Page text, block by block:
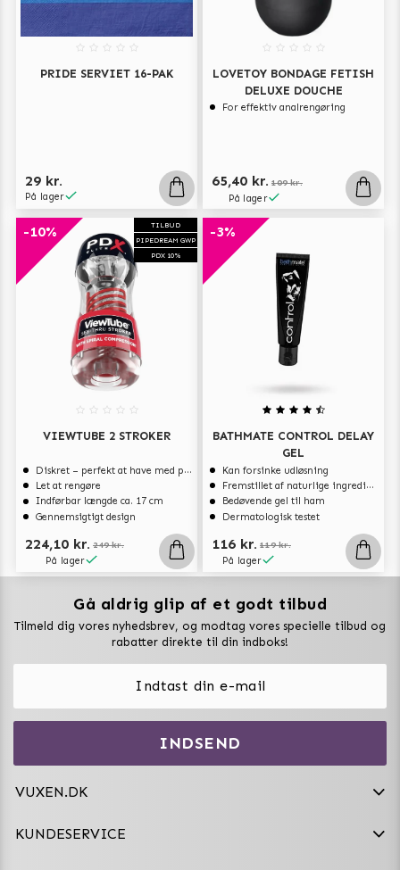
PRIDE SERVIET 16-PAK
29 kr.
På lager
LOVETOY BONDAGE FETISH
DELUXE DOUCHE
For effektiv analrengøring
65,40 kr. 109 kr.
På lager
TILBUD
PIPEDREAM GWP
PDX 10%
-10%
VIEWTUBE 2 STROKER
Diskret – perfekt at have med på rejse
Let at rengøre
Indførbar længde ca. 17 cm
Gennemsigtigt design
224,10 kr. 249 kr.
På lager
-3%
BATHMATE CONTROL DELAY
GEL
Kan forsinke udløsning
Fremstillet af naturlige ingredienser
Bedøvende gel til ham
Dermatologisk testet
116 kr. 119 kr.
På lager
Gå aldrig glip af et godt tilbud
Tilmeld dig vores nyhedsbrev, og modtag vores specielle tilbud og
rabatter direkte til din indboks!
INDSEND
VUXEN.DK
VAT: SE556744520901
kundeservice@vuxen.dk
KUNDESERVICE
Fortryd aftale
Vuxen Magazine
Vibratorer